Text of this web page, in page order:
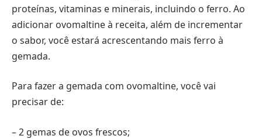
proteínas, vitaminas e minerais, incluindo o ferro. Ao
adicionar ovomaltine à receita, além de incrementar
o sabor, você estará acrescentando mais ferro à
gemada.
Para fazer a gemada com ovomaltine, você vai
precisar de:
– 2 gemas de ovos frescos;